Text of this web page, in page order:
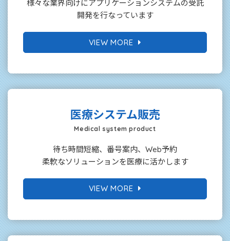
様々な業界向けにアプリケーションシステムの受託
開発を行なっています
VIEW MORE
医療システム販売
Medical system product
待ち時間短縮、番号案内、Web予約
柔軟なソリューションを医療に活かします
VIEW MORE